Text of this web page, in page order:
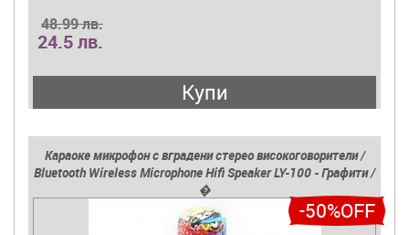
48.99 лв.
24.5 лв.
Купи
Караоке микрофон с вградени стерео високоговорители /
Bluetooth Wireless Microphone Hifi Speaker LY-100 - Графити /
�
-50%OFF